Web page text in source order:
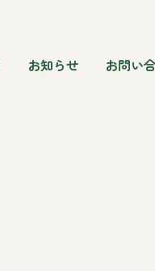
お知らせ お問い